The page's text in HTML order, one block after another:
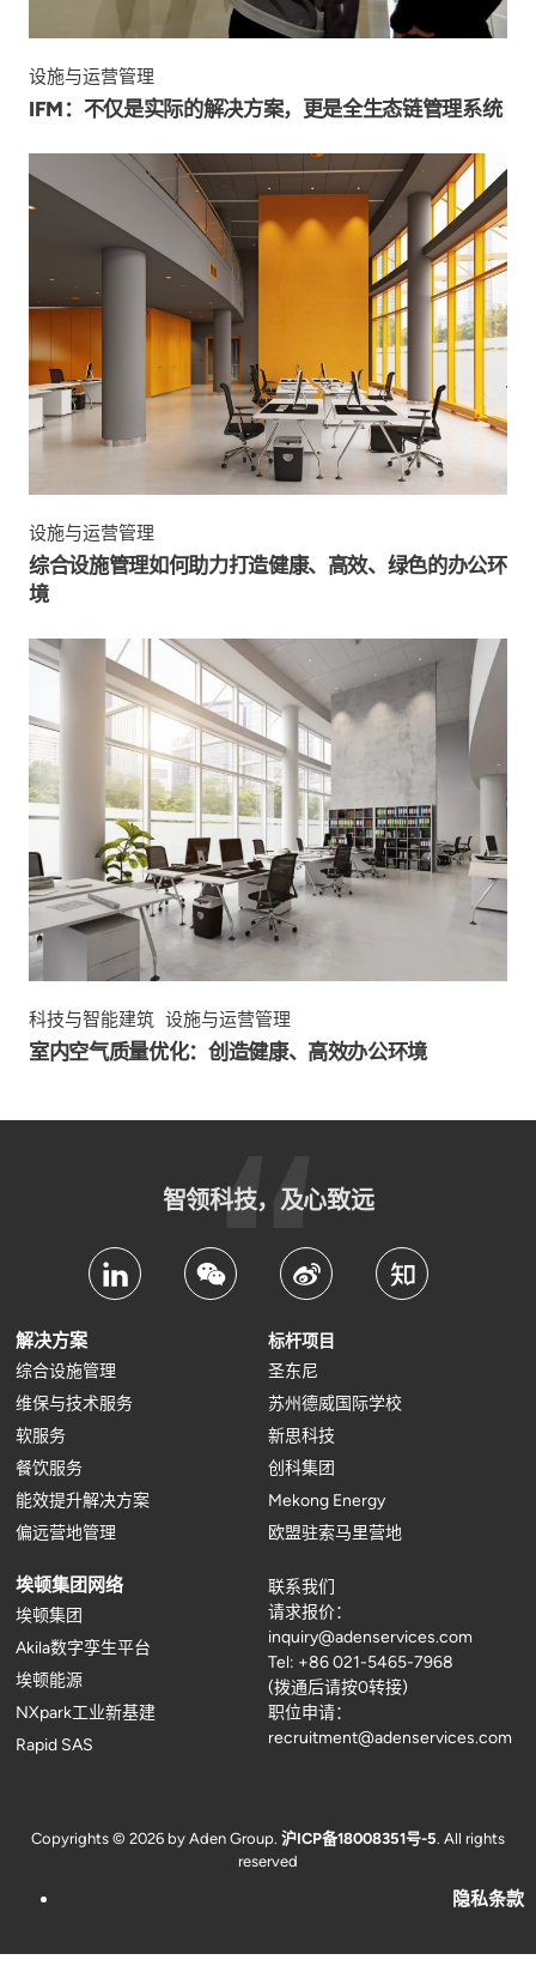
设施与运营管理
IFM：不仅是实际的解决方案，更是全生态链管理系统
设施与运营管理
综合设施管理如何助力打造健康、高效、绿色的办公环
境
科技与智能建筑 设施与运营管理
室内空气质量优化：创造健康、高效办公环境
智领科技，及心致远
解决方案
综合设施管理
维保与技术服务
软服务
餐饮服务
能效提升解决方案
偏远营地管理
标杆项目
圣东尼
苏州德威国际学校
新思科技
创科集团
Mekong Energy
欧盟驻索马里营地
埃顿集团网络
埃顿集团
Akila数字孪生平台
埃顿能源
NXpark工业新基建
Rapid SAS
联系我们
请求报价：
inquiry@adenservices.com
Tel: +86 021-5465-7968
(拨通后请按0转接)
职位申请：
recruitment@adenservices.com
Copyrights © 2026 by Aden Group. 沪ICP备18008351号-5. All rights
reserved
隐私条款